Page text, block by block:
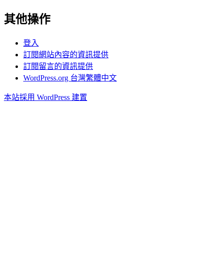
其他操作
登入
訂閱網站內容的資訊提供
訂閱留言的資訊提供
WordPress.org 台灣繁體中文
本站採用 WordPress 建置